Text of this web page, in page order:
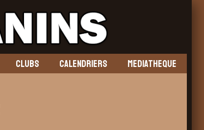
CLUBS CALENDRIERS MEDIATHEQUE